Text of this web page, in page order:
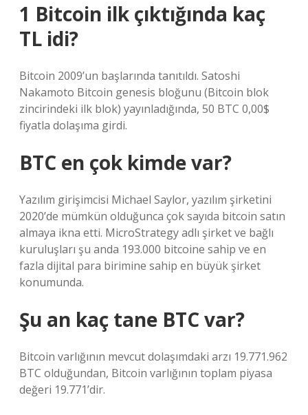
1 Bitcoin ilk çıktığında kaç
TL idi?
Bitcoin 2009’un başlarında tanıtıldı. Satoshi
Nakamoto Bitcoin genesis bloğunu (Bitcoin blok
zincirindeki ilk blok) yayınladığında, 50 BTC 0,00$
fiyatla dolaşıma girdi.
BTC en çok kimde var?
Yazılım girişimcisi Michael Saylor, yazılım şirketini
2020’de mümkün olduğunca çok sayıda bitcoin satın
almaya ikna etti. MicroStrategy adlı şirket ve bağlı
kuruluşları şu anda 193.000 bitcoine sahip ve en
fazla dijital para birimine sahip en büyük şirket
konumunda.
Şu an kaç tane BTC var?
Bitcoin varlığının mevcut dolaşımdaki arzı 19.771.962
BTC olduğundan, Bitcoin varlığının toplam piyasa
değeri 19.771’dir.